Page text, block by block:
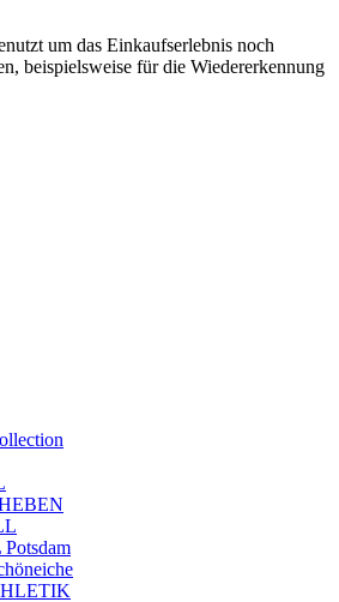
um das Einkaufserlebnis noch
beispielsweise für die Wiedererkennung